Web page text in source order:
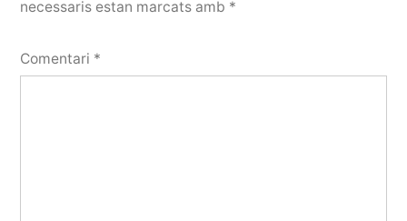
necessaris estan marcats amb *
Comentari *